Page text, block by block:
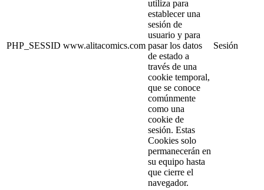
PHP_SESSID www.alitacomics.com
utiliza para
establecer una
sesión de
usuario y para
pasar los datos
de estado a
través de una
cookie temporal,
que se conoce
comúnmente
como una
cookie de
sesión. Estas
Cookies solo
permanecerán en
su equipo hasta
que cierre el
navegador.
Sesión